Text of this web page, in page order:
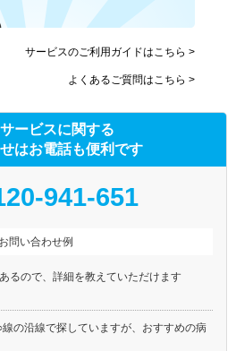
サービスのご利用ガイドはこちら >
よくあるご質問はこちら >
ービスに関する
はお電話も便利です
941-651
お問い合わせ例
るので、詳細を教えていただけます
線の沿線で探していますが、おすすめの病